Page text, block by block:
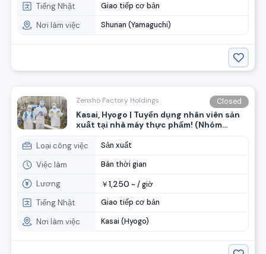
Tiếng Nhật Giao tiếp cơ bản
Nơi làm việc Shunan (Yamaguchi)
Zensho Factory Holdings Closed
Kasai, Hyogo | Tuyển dụng nhân viên sản
xuất tại nhà máy thực phẩm! (Nhóm
Loại công việc
Sản xuất
Việc làm Bán thời gian
Lương ￥1,250 ~ /giờ
Tiếng Nhật Giao tiếp cơ bản
Nơi làm việc Kasai (Hyogo)